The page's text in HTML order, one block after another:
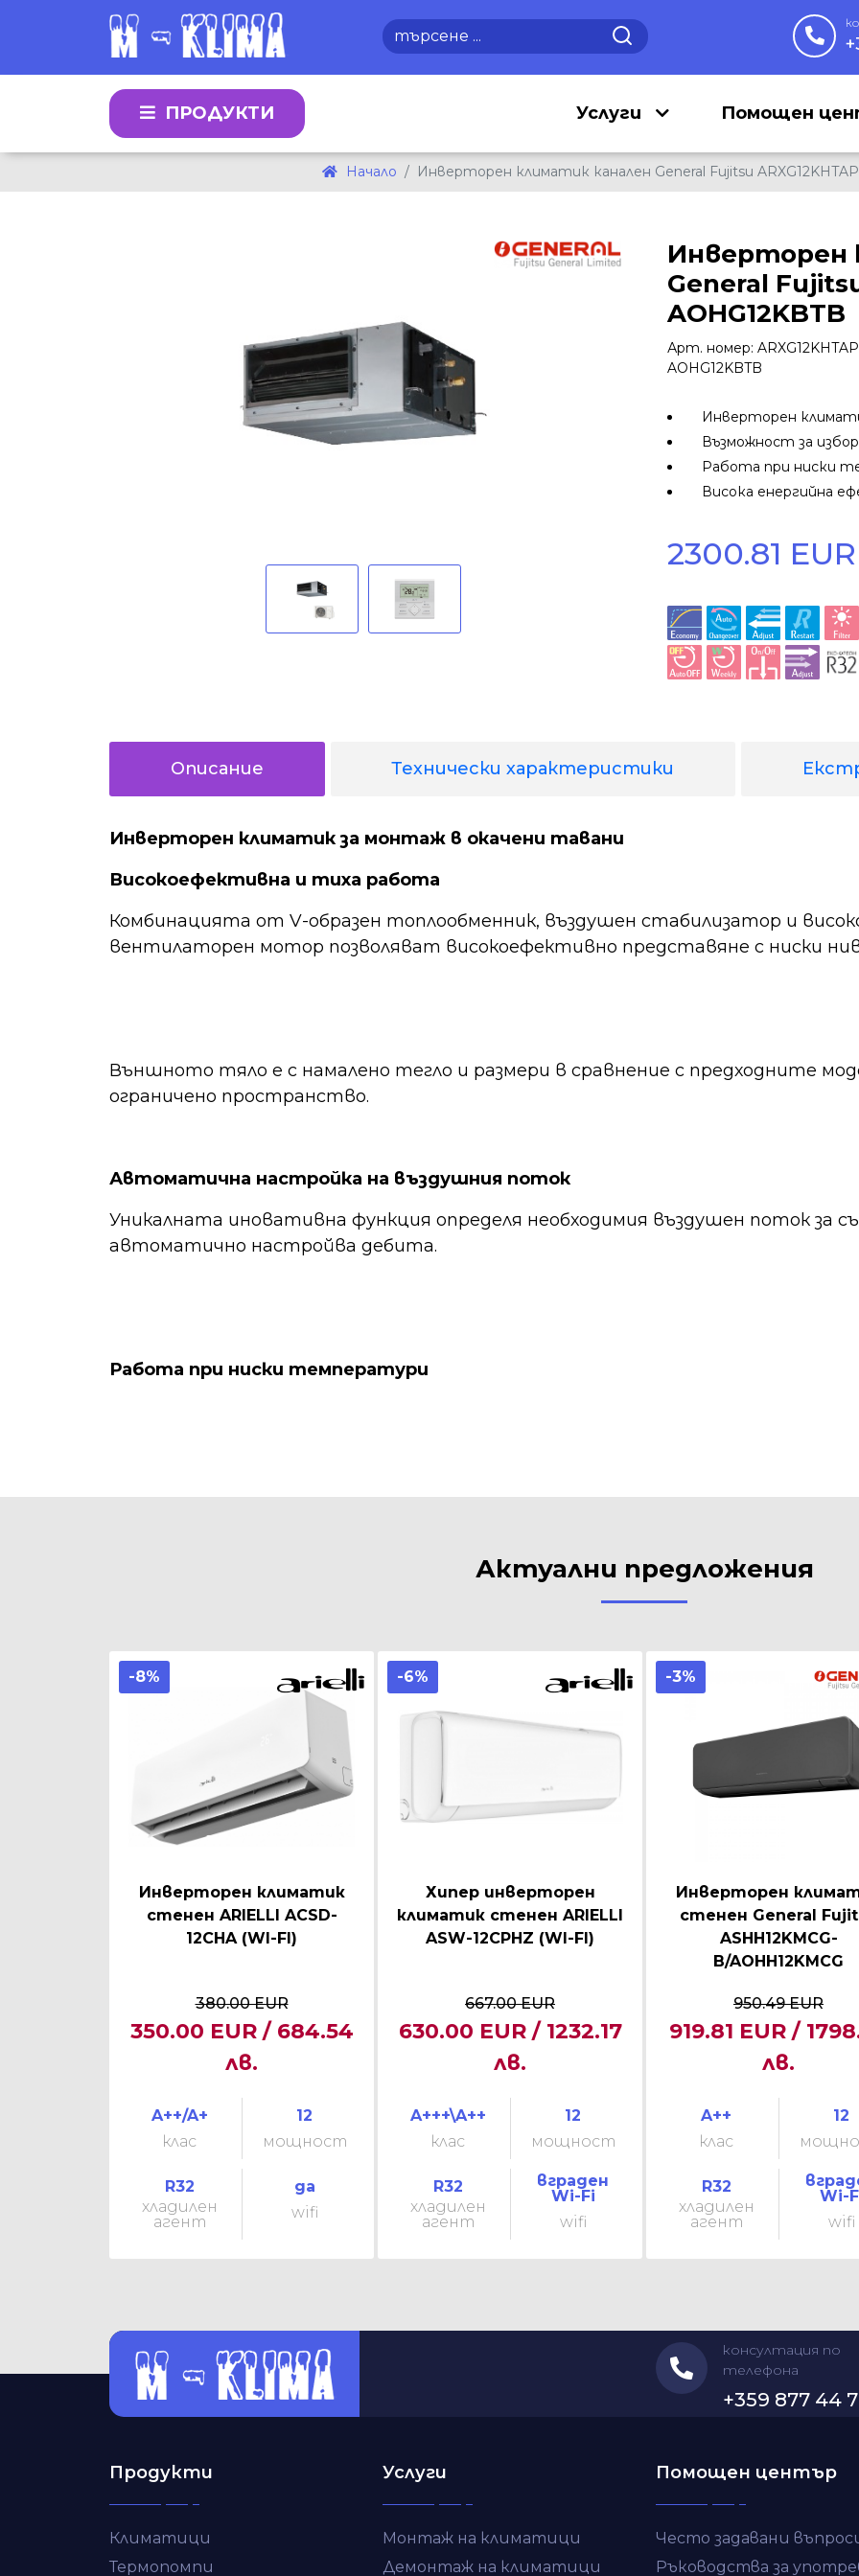
ПРОДУКТИ Услуги Помощен
Начало Инверторен климатик канален General Fujitsu
Инверторен
General
AOHG12KBTB
Арт. номер:
AOHG12KBTB
Инверторен
Възможност за
Работа при ниски
Висока енергийна
2300.81
Описание Технически характеристики
Инверторен климатик за монтаж в окачени тавани
Високоефективна и тиха работа
Комбинацията от V-образен топлообменник, въздушен стабилизатор и
вентилаторен мотор позволяват високоефективно представяне с ниски
Външното тяло е с намалено тегло и размери в сравнение с предходните
ограничено пространство.
Автоматична настройка на въздушния поток
Уникалната иновативна функция определя необходимия въздушен поток
автоматично настройва дебита.
Работа при ниски температури
Актуални предложения
-8%
Инверторен климатик
стенен ARIELLI ACSD-
12CHA (WI-FI)
380.00 EUR
350.00 EUR / 684.54
лв.
A++/A+
клас
12
мощност
R32
хладилен
агент
да
wifi
-6%
Хипер инверторен
климатик стенен ARIELLI
ASW-12CPHZ (WI-FI)
667.00 EUR
630.00 EUR / 1232.17
лв.
A+++\A++
клас
12
мощност
R32
хладилен
агент
вграден
Wi-Fi
wifi
-3%
Инверторен
стенен General
ASHH12KMCG-
B/AOHH12KMCG
950.49 EUR
919.81 EUR /
лв.
A++
клас
12
R32
хладилен
агент
Wi-
wifi
консултация по
телефона
+359 877 44
Продукти
Климатици
Термопомпи
Услуги
Монтаж на климатици
Демонтаж на климатици
Помощен център
Често задавани
Ръководства за